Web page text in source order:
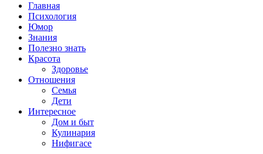
Главная
Психология
Юмор
Знания
Полезно знать
Красота
Здоровье
Отношения
Семья
Дети
Интересное
Дом и быт
Кулинария
Нифигасе